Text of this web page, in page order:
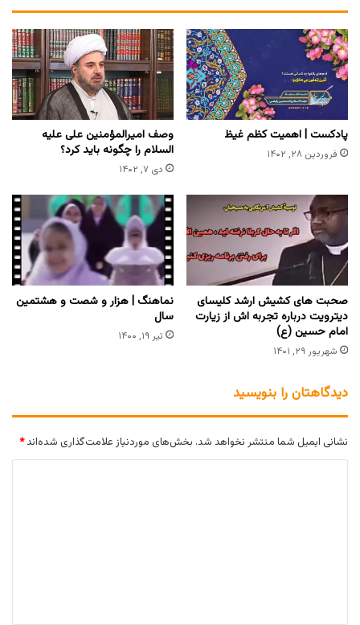
پادکست | اهمیت کظم غیظ
فروردین ۲۸, ۱۴۰۲
وصف امیرالمؤمنین علی علیه
السلام را چگونه باید کرد؟
دی ۷, ۱۴۰۲
صحبت‌ های کشیش ارشد کلیسای
دیترویت درباره تجربه اش از زیارت
امام حسین (ع)
شهریور ۲۹, ۱۴۰۱
نماهنگ | هزار و شصت و هشتمین
سال
تیر ۱۹, ۱۴۰۰
دیدگاهتان را بنویسید
نشانی ایمیل شما منتشر نخواهد شد. بخش‌های موردنیاز علامت‌گذاری شده‌اند*